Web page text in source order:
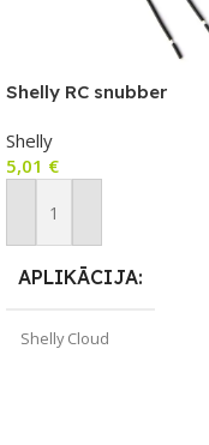
Shelly RC snubber
Shelly
5,01 €
Pievienot Grozam
APLIKĀCIJA
Shelly Cloud